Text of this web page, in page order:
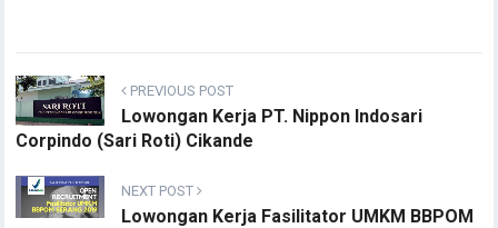
PREVIOUS POST
Lowongan Kerja PT. Nippon Indosari
Corpindo (Sari Roti) Cikande
NEXT POST
Lowongan Kerja Fasilitator UMKM BBPOM